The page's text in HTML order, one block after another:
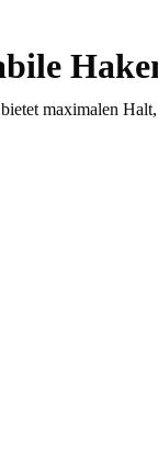
maximalen